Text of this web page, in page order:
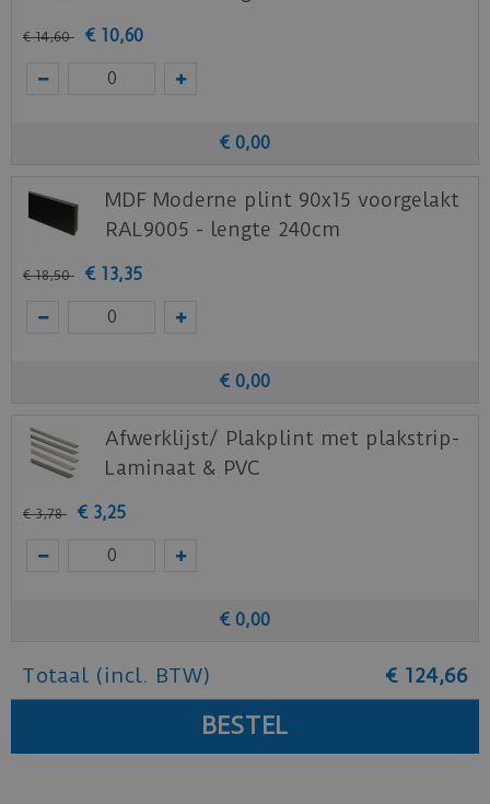
€ 14,60 € 10,60
€ 0,00
MDF Moderne plint 90x15 voorgelakt
RAL9005 - lengte 240cm
€ 18,50 € 13,35
€ 0,00
Afwerklijst/ Plakplint met plakstrip-
Laminaat & PVC
€ 3,78 € 3,25
€ 0,00
Totaal (incl. BTW) € 124,66